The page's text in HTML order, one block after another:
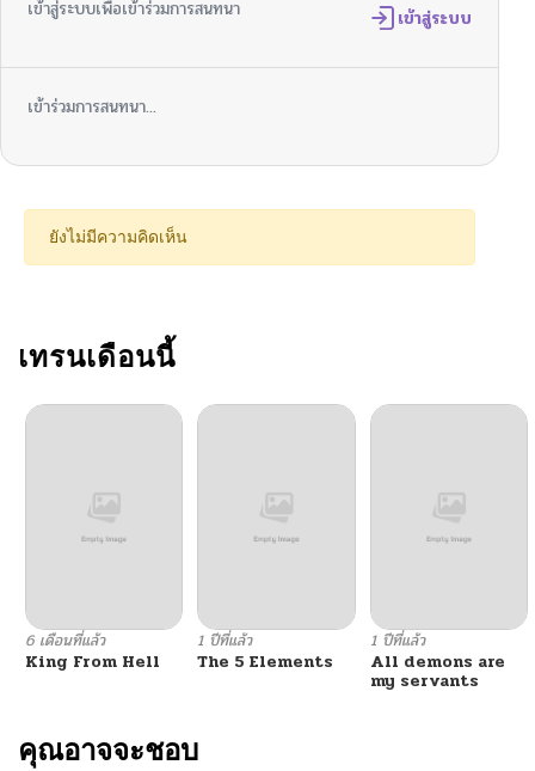
ตอนที่ 1 09/30/2025
เข้าสู่ระบบเพื่อเข้าร่วมการสนทนา เข้าสู่ระบบ
เข้าร่วมการสนทนา...
ยังไม่มีความคิดเห็น
เทรนเดือนนี้
6 เดือนที่แล้ว
King From Hell
1 ปีที่แล้ว
The 5 Elements
1 ปีที่แล้ว
All demons are
my servants
คุณอาจจะชอบ